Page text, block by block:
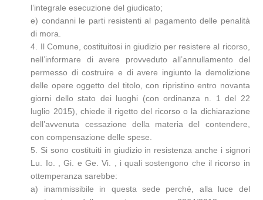
l’integrale esecuzione del giudicato;
e) condanni le parti resistenti al pagamento delle penalità
di mora.
4. Il Comune, costituitosi in giudizio per resistere al ricorso,
nell’informare di avere provveduto all’annullamento del
permesso di costruire e di avere ingiunto la demolizione
delle opere oggetto del titolo, con ripristino entro novanta
giorni dello stato dei luoghi (con ordinanza n. 1 del 22
luglio 2015), chiede il rigetto del ricorso o la dichiarazione
dell’avvenuta cessazione della materia del contendere,
con compensazione delle spese.
5. Si sono costituiti in giudizio in resistenza anche i signori
Lu. Io. , Gi. e Ge. Vi. , i quali sostengono che il ricorso in
ottemperanza sarebbe:
a) inammissibile in questa sede perché, alla luce del